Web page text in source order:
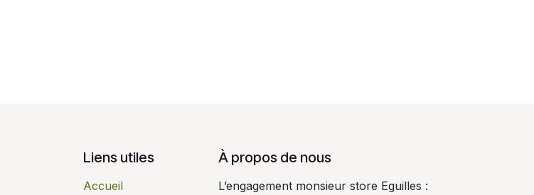
Liens utiles
Accueil
À propos de nous
L’engagement monsieur store Eguilles :